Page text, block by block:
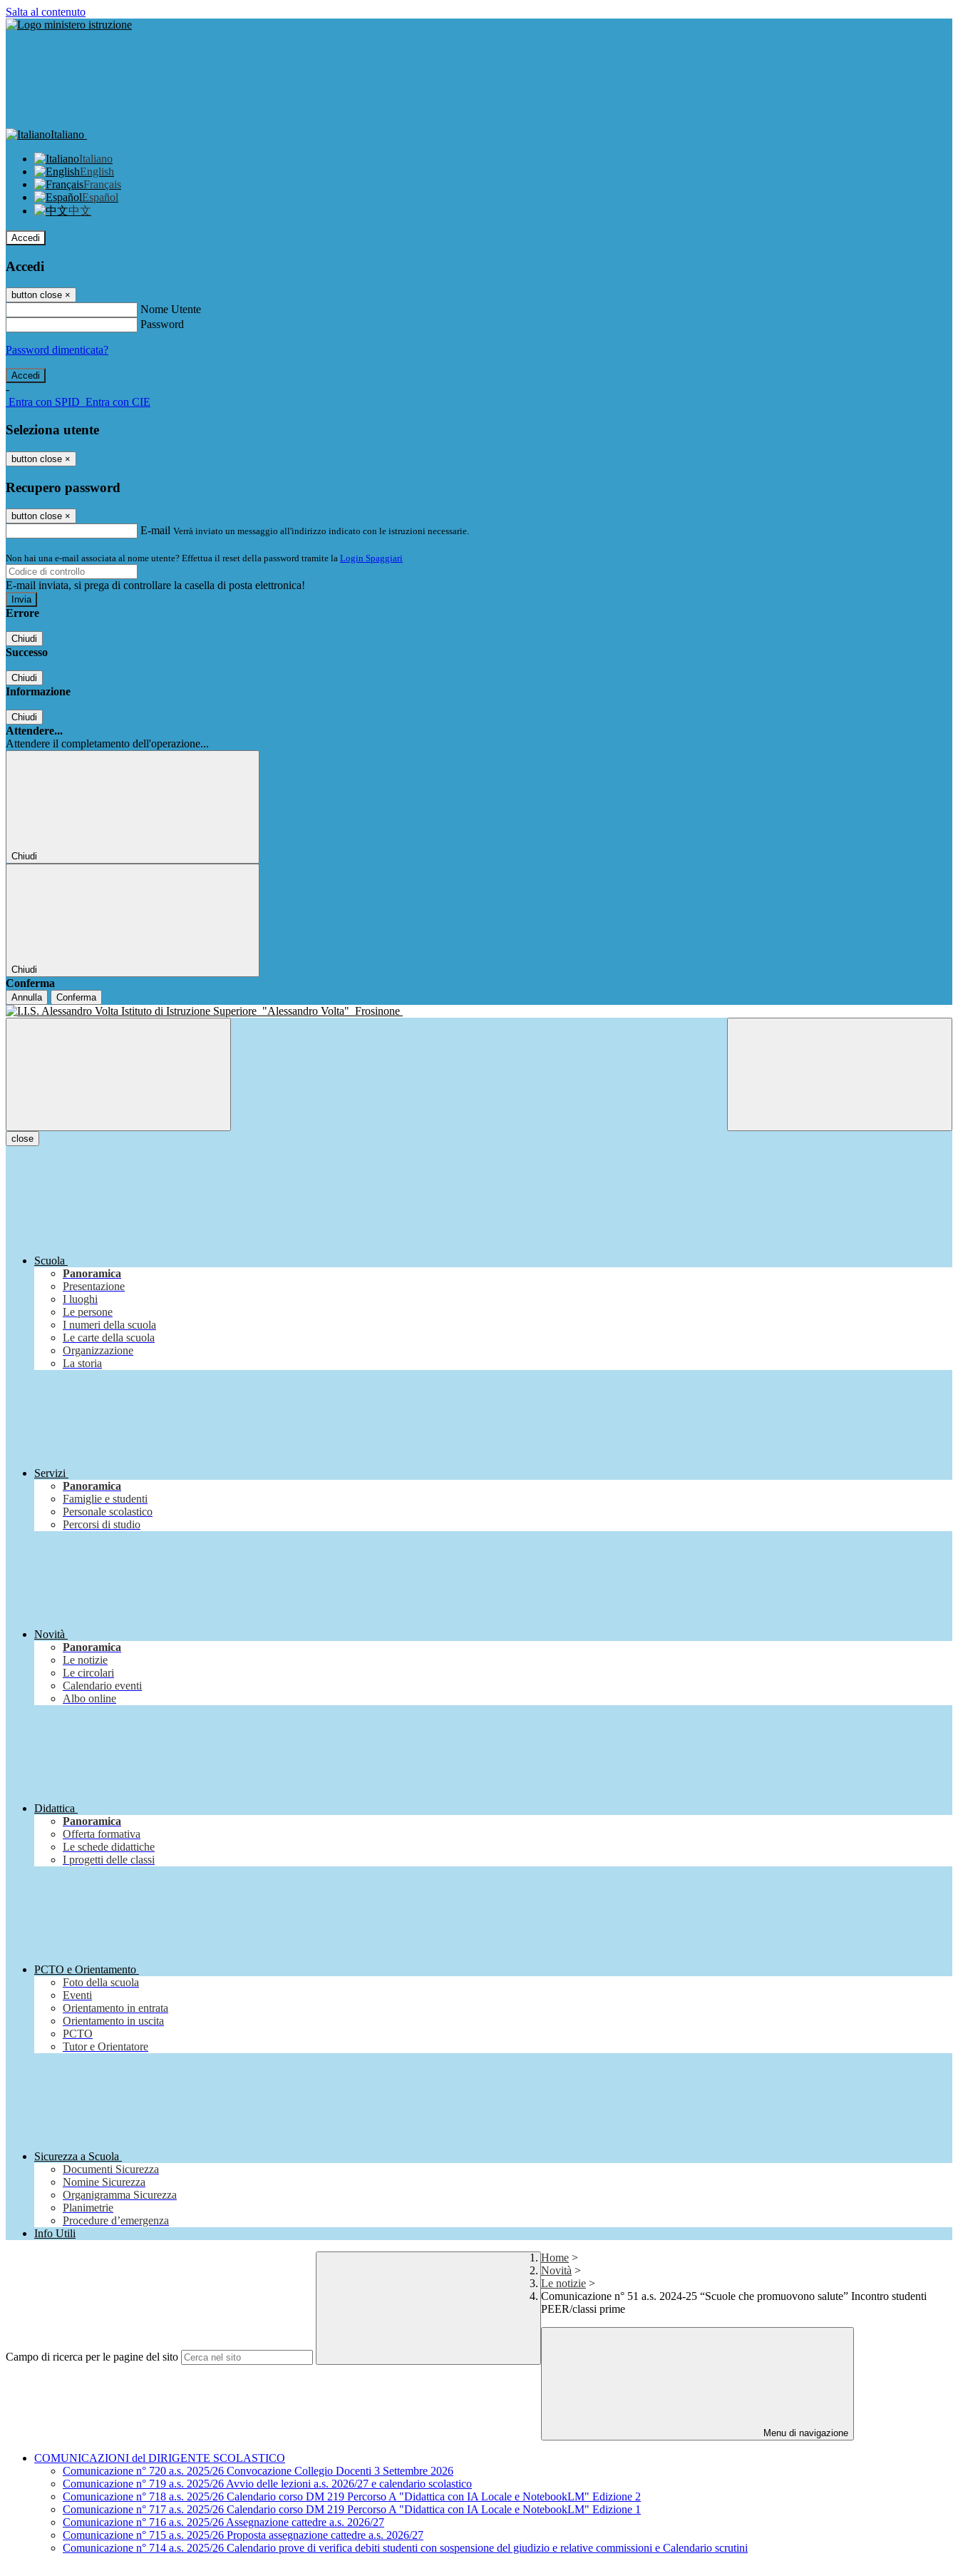
Salta al contenuto
Italiano
Italiano
English
Français
Español
中文
Accedi
Accedi
button close ×
Nome Utente
Password
Password dimenticata?
-
Entra con SPID Entra con CIE
Seleziona utente
button close ×
Recupero password
button close ×
E-mail Verrà inviato un messaggio all'indirizzo indicato con le istruzioni necessarie.
Non hai una e-mail associata al nome utente? Effettua il reset della password tramite la Login Spaggiari
E-mail inviata, si prega di controllare la casella di posta elettronica!
Errore
Chiudi
Successo
Chiudi
Informazione
Chiudi
Attendere...
Attendere il completamento dell'operazione...
Chiudi
Chiudi
Conferma
Annulla Conferma
Istituto di Istruzione Superiore "Alessandro Volta" Frosinone
close
Scuola
Panoramica
Presentazione
I luoghi
Le persone
I numeri della scuola
Le carte della scuola
Organizzazione
La storia
Servizi
Panoramica
Famiglie e studenti
Personale scolastico
Percorsi di studio
Novità
Panoramica
Le notizie
Le circolari
Calendario eventi
Albo online
Didattica
Panoramica
Offerta formativa
Le schede didattiche
I progetti delle classi
PCTO e Orientamento
Foto della scuola
Eventi
Orientamento in entrata
Orientamento in uscita
PCTO
Tutor e Orientatore
Sicurezza a Scuola
Documenti Sicurezza
Nomine Sicurezza
Organigramma Sicurezza
Planimetrie
Procedure d’emergenza
Info Utili
Campo di ricerca per le pagine del sito
Home >
Novità >
Le notizie >
Comunicazione n° 51 a.s. 2024-25 “Scuole che promuovono salute” Incontro studenti
PEER/classi prime
Menu di navigazione
COMUNICAZIONI del DIRIGENTE SCOLASTICO
Comunicazione n° 720 a.s. 2025/26 Convocazione Collegio Docenti 3 Settembre 2026
Comunicazione n° 719 a.s. 2025/26 Avvio delle lezioni a.s. 2026/27 e calendario scolastico
Comunicazione n° 718 a.s. 2025/26 Calendario corso DM 219 Percorso A "Didattica con IA Locale e NotebookLM" Edizione 2
Comunicazione n° 717 a.s. 2025/26 Calendario corso DM 219 Percorso A "Didattica con IA Locale e NotebookLM" Edizione 1
Comunicazione n° 716 a.s. 2025/26 Assegnazione cattedre a.s. 2026/27
Comunicazione n° 715 a.s. 2025/26 Proposta assegnazione cattedre a.s. 2026/27
Comunicazione n° 714 a.s. 2025/26 Calendario prove di verifica debiti studenti con sospensione del giudizio e relative commissioni e Calendario scrutini